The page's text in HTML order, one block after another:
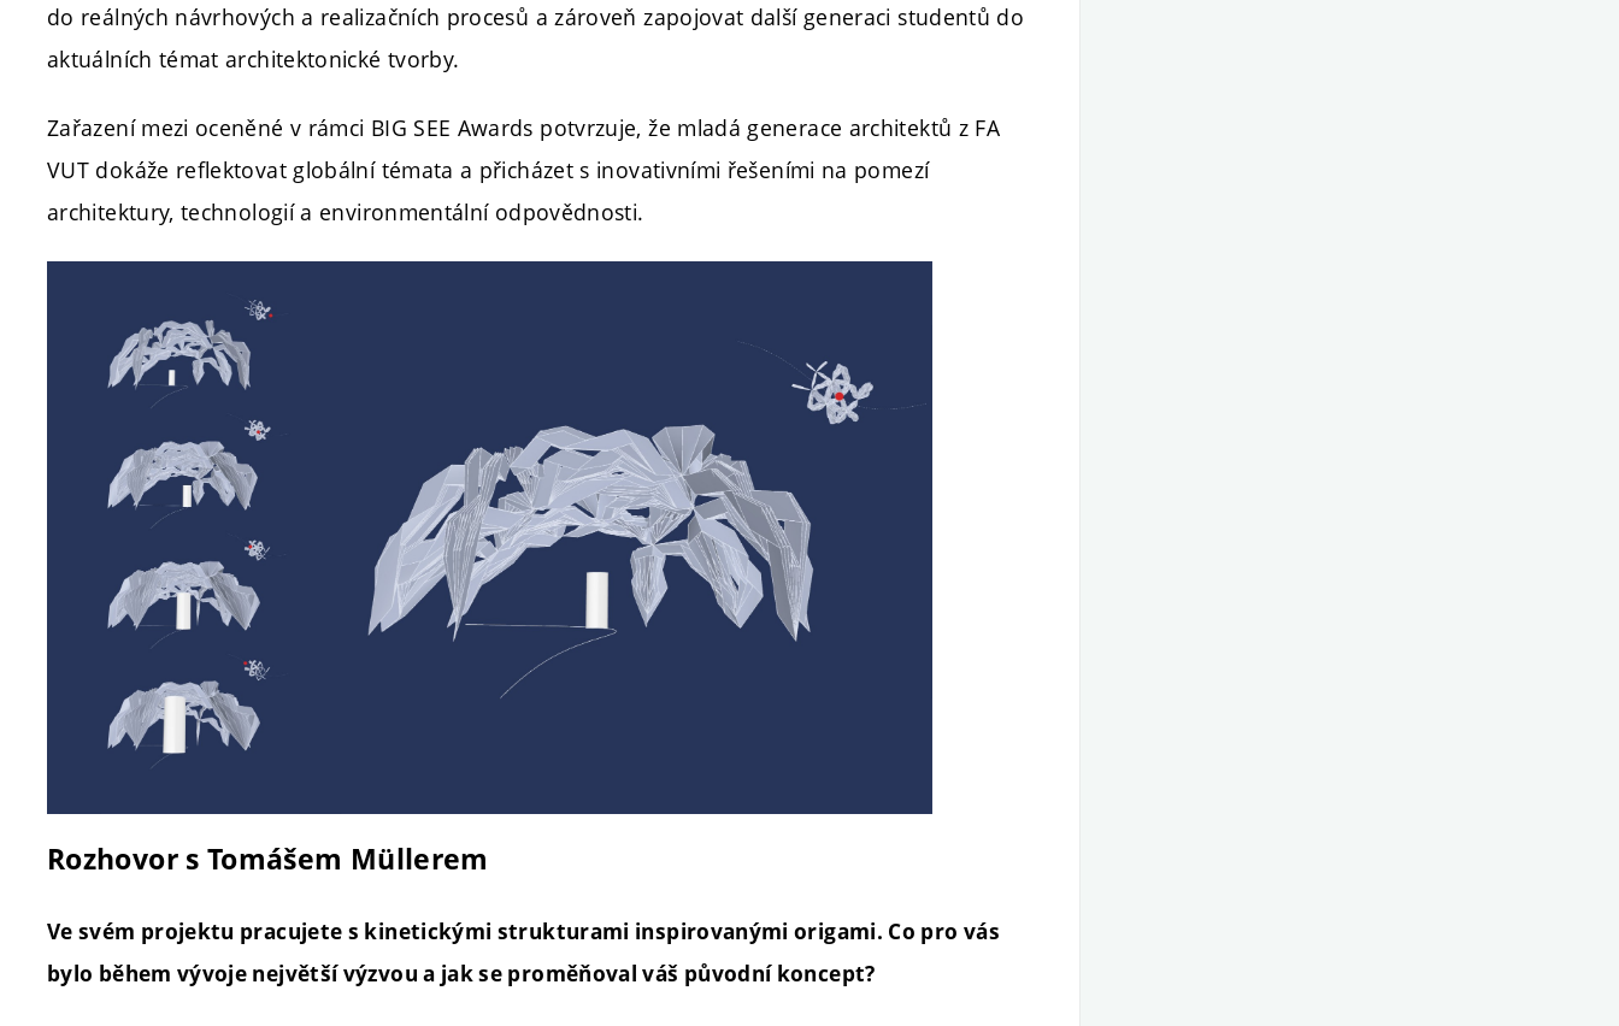
do reálných návrhových a realizačních procesů a zároveň zapojovat další generaci studentů do
aktuálních témat architektonické tvorby.
Zařazení mezi oceněné v rámci BIG SEE Awards potvrzuje, že mladá generace architektů z FA
VUT dokáže reflektovat globální témata a přicházet s inovativními řešeními na pomezí
architektury, technologií a environmentální odpovědnosti.
Rozhovor s Tomášem Müllerem
Ve svém projektu pracujete s kinetickými strukturami inspirovanými origami. Co pro vás
bylo během vývoje největší výzvou a jak se proměňoval váš původní koncept?